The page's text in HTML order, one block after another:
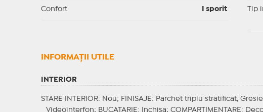
Confort I sporit Tip
INFORMAŢII UTILE
INTERIOR
STARE INTERIOR: Nou; FINISAJE : Parchet triplu stratificat,
Videointerfon; BUCATARIE : Inchisa; COMPARTIMENTARE :